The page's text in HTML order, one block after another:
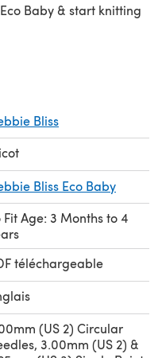
Baby & start knitting
and FREE knitting
Bliss
Bliss Eco Baby
Fit Age: 3 Months to 4
téléchargeable
(US 2) Circular
3.00mm (US 2) &